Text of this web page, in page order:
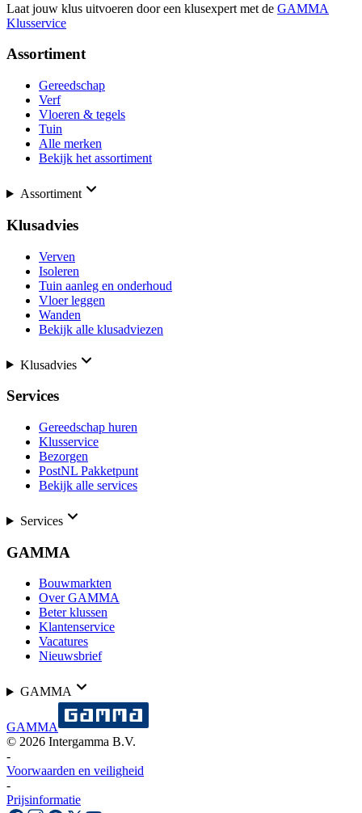
Laat jouw klus uitvoeren door een klusexpert met de GAMMA
Klusservice
Assortiment
Gereedschap
Verf
Vloeren & tegels
Tuin
Alle merken
Bekijk het assortiment
Assortiment
Klusadvies
Verven
Isoleren
Tuin aanleg en onderhoud
Vloer leggen
Wanden
Bekijk alle klusadviezen
Klusadvies
Services
Gereedschap huren
Klusservice
Bezorgen
PostNL Pakketpunt
Bekijk alle services
Services
GAMMA
Bouwmarkten
Over GAMMA
Beter klussen
Klantenservice
Vacatures
Nieuwsbrief
GAMMA
GAMMA
© 2026 Intergamma B.V.
-
Voorwaarden en veiligheid
-
Prijsinformatie